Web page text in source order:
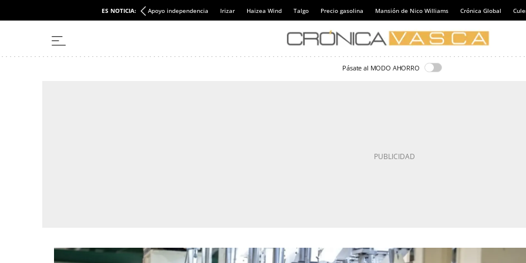
ES NOTICIA: Apoyo independencia Irizar Haizea Wind Talgo Precio gasolina Mansión de Nico Williams Crónica Global
Pásate al MODO AHORRO